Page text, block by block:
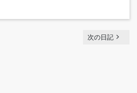
次の日記 navigate_next